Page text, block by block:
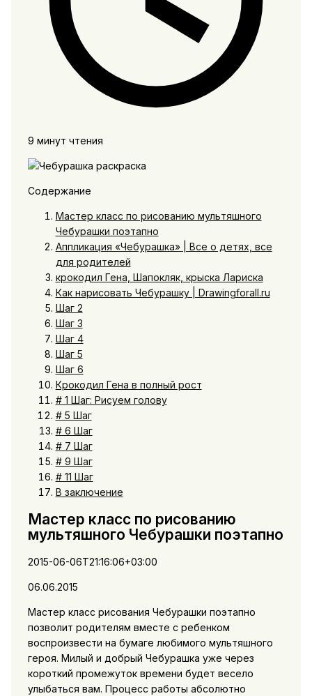
9 минут чтения
Содержание
Мастер класс по рисованию мультяшного
Чебурашки поэтапно
Аппликация «Чебурашка» | Все о детях, все
для родителей
крокодил Гена, Шапокляк, крыска Лариска
Как нарисовать Чебурашку | Drawingforall.ru
Шаг 2
Шаг 3
Шаг 4
Шаг 5
Шаг 6
Крокодил Гена в полный рост
# 1 Шаг: Рисуем голову
# 5 Шаг
# 6 Шаг
# 7 Шаг
# 9 Шаг
# 11 Шаг
В заключение
Мастер класс по рисованию
мультяшного Чебурашки поэтапно
2015-06-06T21:16:06+03:00
06.06.2015
Мастер класс рисования Чебурашки поэтапно
позволит родителям вместе с ребенком
воспроизвести на бумаге любимого мультяшного
героя. Милый и добрый Чебурашка уже через
короткий промежуток времени будет весело
улыбаться вам. Процесс работы абсолютно